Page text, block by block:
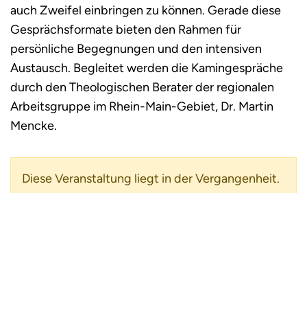
auch Zweifel einbringen zu können. Gerade diese
Gesprächsformate bieten den Rahmen für
persönliche Begegnungen und den intensiven
Austausch. Begleitet werden die Kamingespräche
durch den Theologischen Berater der regionalen
Arbeitsgruppe im Rhein-Main-Gebiet, Dr. Martin
Mencke.
Diese Veranstaltung liegt in der Vergangenheit.